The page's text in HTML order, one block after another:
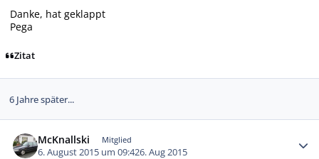
Danke, hat geklappt
Pega
Zitat
6 Jahre später...
McKnallski Mitglied
6. August 2015 um 09:426. Aug 2015